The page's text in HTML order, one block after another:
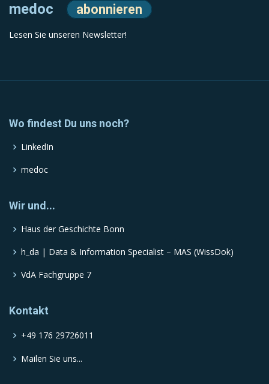
medoc abonnieren
Lesen Sie unseren Newsletter!
Wo findest Du uns noch?
LinkedIn
medoc
Wir und...
Haus der Geschichte Bonn
h_da | Data & Information Specialist – MAS (WissDok)
VdA Fachgruppe 7
Kontakt
+49 176 29726011
Mailen Sie uns...